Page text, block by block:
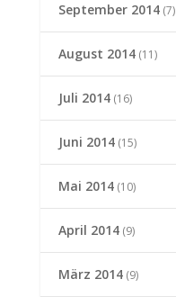
September 2014(7)
August 2014(11)
Juli 2014(16)
Juni 2014(15)
Mai 2014(10)
April 2014(9)
März 2014(9)